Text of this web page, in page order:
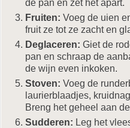
de pan en zet het apart.
Fruiten: Voeg de uien
fruit ze tot ze zacht en
Deglaceren: Giet de
pan en schraap de
de wijn even inkoken.
Stoven: Voeg de
laurierblaadjes,
Breng het geheel aan
Sudderen: Leg het